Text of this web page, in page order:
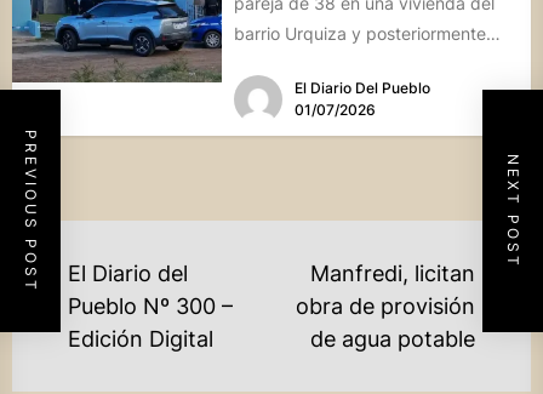
PREVIOUS POST NEXT POST
barrio Urquiza y posteriormente
El Diario Del Pueblo
01/07/2026
NAVEGACIÓN
ENTRADAS
Previous
post:
El Diario del
Pueblo Nº 300 –
Edición Digital
Manfredi, licitan
obra de provisión
de agua potable